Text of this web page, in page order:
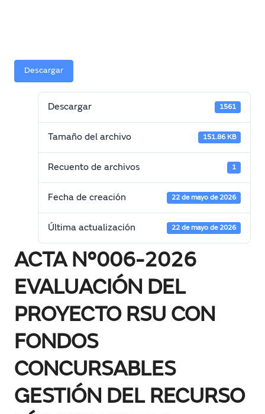
Descargar
Descargar 1561
Tamaño del archivo 151.86 KB
Recuento de archivos 1
Fecha de creación 22 de mayo de 2026
Última actualización 22 de mayo de 2026
ACTA N°006-2026
EVALUACIÓN DEL
PROYECTO RSU CON
FONDOS
CONCURSABLES
GESTIÓN DEL RECURSO